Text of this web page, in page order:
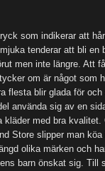
som indikerar att
tenderar att bli en
men inte längre. Att
om är något som
flesta blir glada för
använda sig av en
kläder med bra
Store slipper man
olika märken och
barn önskat sig. Till